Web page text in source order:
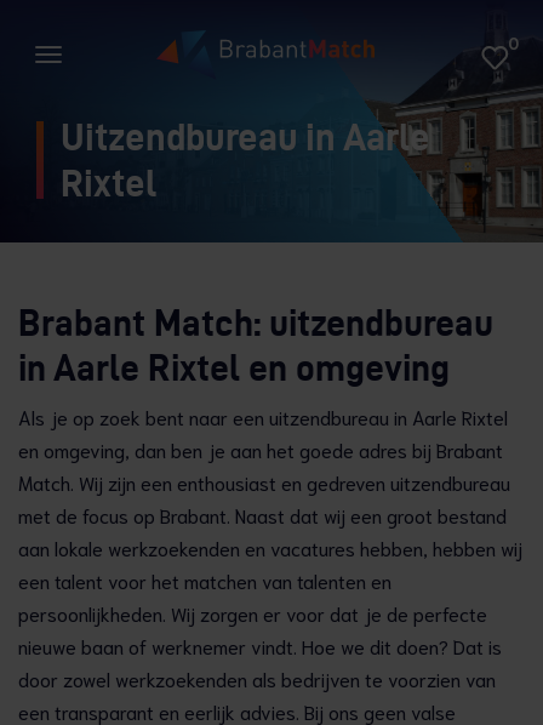
0
Uitzendbureau in Aarle
Rixtel
Brabant Match: uitzendbureau
in Aarle Rixtel en omgeving
Als je op zoek bent naar een uitzendbureau in Aarle Rixtel
en omgeving, dan ben je aan het goede adres bij Brabant
Match. Wij zijn een enthousiast en gedreven uitzendbureau
met de focus op Brabant. Naast dat wij een groot bestand
aan lokale werkzoekenden en vacatures hebben, hebben wij
een talent voor het matchen van talenten en
persoonlijkheden. Wij zorgen er voor dat je de perfecte
nieuwe baan of werknemer vindt. Hoe we dit doen? Dat is
door zowel werkzoekenden als bedrijven te voorzien van
een transparant en eerlijk advies. Bij ons geen valse